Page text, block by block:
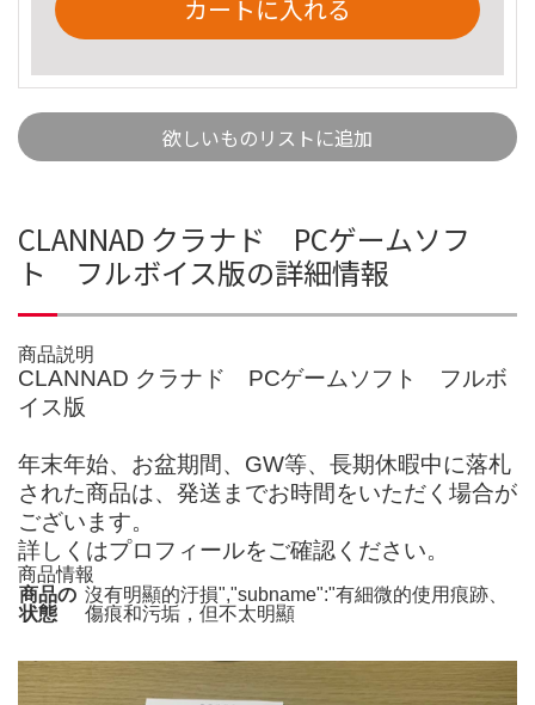
カートに入れる
欲しいものリストに追加
CLANNAD クラナド PCゲームソフ
ト フルボイス版の詳細情報
商品説明
CLANNAD クラナド PCゲームソフト フルボ
イス版
年末年始、お盆期間、GW等、長期休暇中に落札
された商品は、発送までお時間をいただく場合が
ございます。
詳しくはプロフィールをご確認ください。
商品情報
商品の
状態
沒有明顯的汙損","subname":"有細微的使用痕跡、
傷痕和污垢，但不太明顯